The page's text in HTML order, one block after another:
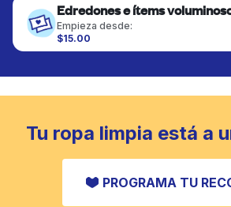
terminan de forma profesional.
trajes, vestidos, abrigos y telas
cuidado especial para mantener
textura.
Edredones e ítems
Empieza desde:
$15.00
Los artículos grandes como
completamente. Diseñado para
más pesadas que no caben en
CONSULTAR
Tu ropa limpia está a
PROGRAMA TU